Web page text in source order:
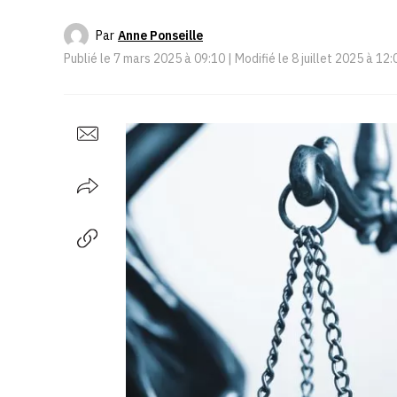
Par Anne Ponseille
Publié le 7 mars 2025 à 09:10 | Modifié le 8 juillet 2025 à